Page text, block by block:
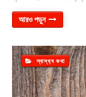
আরও পড়ুন
স্বাস্থ‍্য কথা